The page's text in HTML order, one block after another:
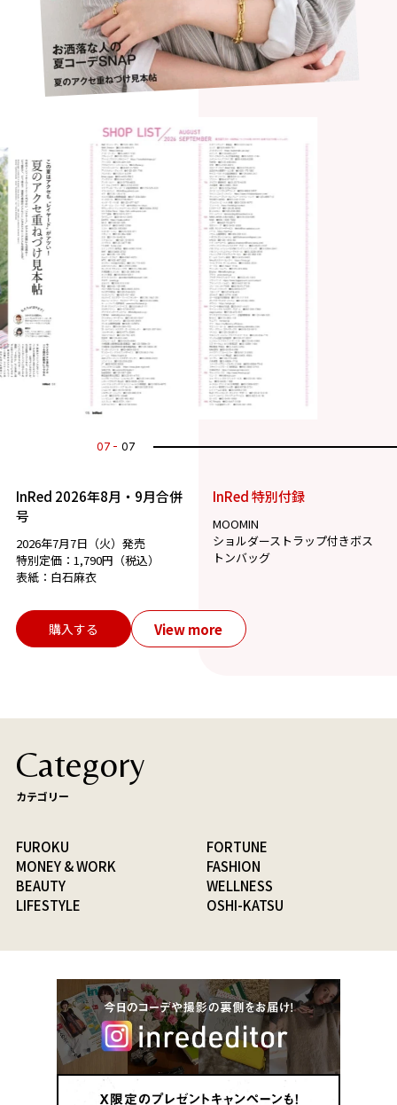
07 07
InRed 2026年8月・9月合併
号
2026年7月7日（火）発売
特別定価：1,790円（税込）
表紙：白石麻衣
InRed 特別付録
MOOMIN
ショルダーストラップ付きボス
トンバッグ
購入する View more
Category
カテゴリー
FUROKU
FORTUNE
MONEY & WORK
FASHION
BEAUTY
WELLNESS
LIFESTYLE
OSHI-KATSU